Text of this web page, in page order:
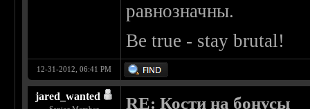
равнозначны.
Be true - stay brutal!
12-31-2012, 06:41 PM
jared_wanted RE: Кости на бонусы